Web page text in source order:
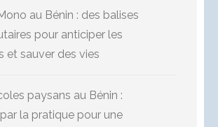
au Bénin : des balises
pour anticiper les
et sauver des vies
paysans au Bénin :
la pratique pour une